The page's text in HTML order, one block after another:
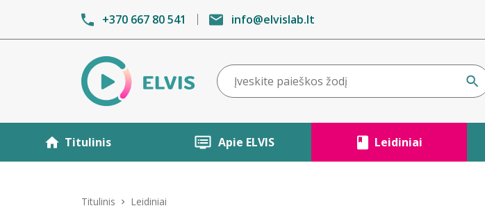
+370 667 80 541 info@elvislab.lt
Titulinis Apie ELVIS Leidiniai
Titulinis Leidiniai